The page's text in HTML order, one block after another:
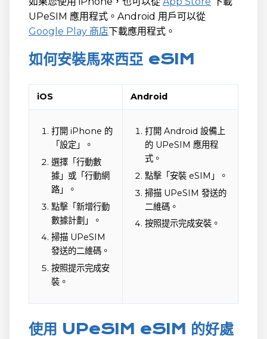
UPeSIM 應用程式。Android 用戶可以從
Google Play 商店下載應用程式。
如何安裝馬來西亞 eSIM
iOS Android
打開 iPhone 的
「設定」。
選擇「行動數
據」或「行動網
路」。
點擊「新增行動
數據計劃」。
掃描 UPeSIM
發送的二維碼。
按照提示完成安
裝。
打開 Android 設備上
的 UPeSIM 應用程
式。
點擊「安裝 eSIM」。
掃描 UPeSIM 發送的
二維碼。
按照提示完成安裝。
使用 UPeSIM eSIM 的好處